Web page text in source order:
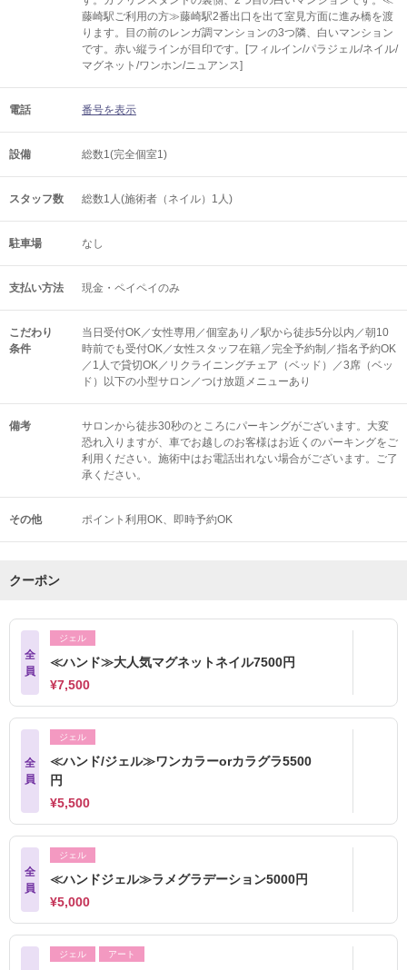
藤崎駅ご利用の方≫藤崎駅2番出口を出て室見方面に進み橋を渡
ります。目の前のレンガ調マンションの3つ隣、白いマンション
です。赤い縦ラインが目印です。[フィルイン/パラジェル/ネイル/
マグネット/ワンホン/ニュアンス]
電話 番号を表示
設備 総数1(完全個室1)
スタッフ数 総数1人(施術者（ネイル）1人)
駐車場 なし
支払い方法 現金・ペイペイのみ
こだわり
条件
当日受付OK／女性専用／個室あり／駅から徒歩5分以内／朝10
時前でも受付OK／女性スタッフ在籍／完全予約制／指名予約OK
／1人で貸切OK／リクライニングチェア（ベッド）／3席（ベッ
ド）以下の小型サロン／つけ放題メニューあり
備考
サロンから徒歩30秒のところにパーキングがございます。大変
恐れ入りますが、車でお越しのお客様はお近くのパーキングをご
利用ください。施術中はお電話出れない場合がございます。ご了
承ください。
その他 ポイント利用OK 即時予約OK
クーポン
全
員
ジェル
≪ハンド≫大人気マグネットネイル7500円
¥7,500
全
員
ジェル
≪ハンド/ジェル≫ワンカラーorカラグラ5500
円
¥5,500
全
員
ジェル
≪ハンドジェル≫ラメグラデーション5000円
¥5,000
ジェル アート